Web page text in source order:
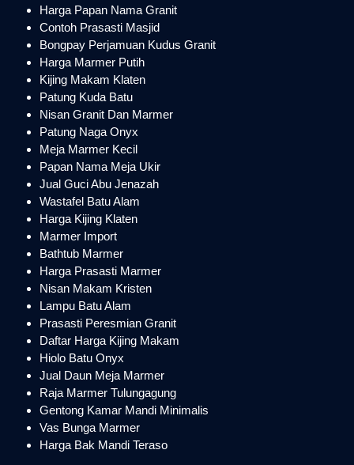
Harga Papan Nama Granit
Contoh Prasasti Masjid
Bongpay Perjamuan Kudus Granit
Harga Marmer Putih
Kijing Makam Klaten
Patung Kuda Batu
Nisan Granit Dan Marmer
Patung Naga Onyx
Meja Marmer Kecil
Papan Nama Meja Ukir
Jual Guci Abu Jenazah
Wastafel Batu Alam
Harga Kijing Klaten
Marmer Import
Bathtub Marmer
Harga Prasasti Marmer
Nisan Makam Kristen
Lampu Batu Alam
Prasasti Peresmian Granit
Daftar Harga Kijing Makam
Hiolo Batu Onyx
Jual Daun Meja Marmer
Raja Marmer Tulungagung
Gentong Kamar Mandi Minimalis
Vas Bunga Marmer
Harga Bak Mandi Teraso